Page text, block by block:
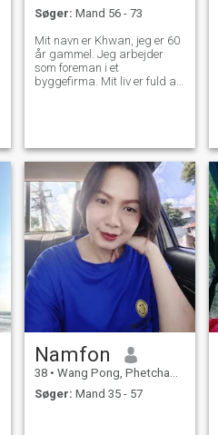
Søger: Mand 56 - 73
Mit navn er Khwan, jeg er 60
år gammel. Jeg arbejder
som foreman i et
byggefirma. Mit liv er fuld af
familie og venner, elsker at
rejse, og få folk til at føle sig
specielle. Jeg er
omsorgsfuld, ærlig, loyal, og
familie er mit fundament.
Namfon
38 • Wang Pong, Phetchabun, Thailand
Søger: Mand 35 - 57